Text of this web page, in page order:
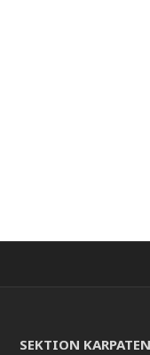
SEKTION KARPATEN